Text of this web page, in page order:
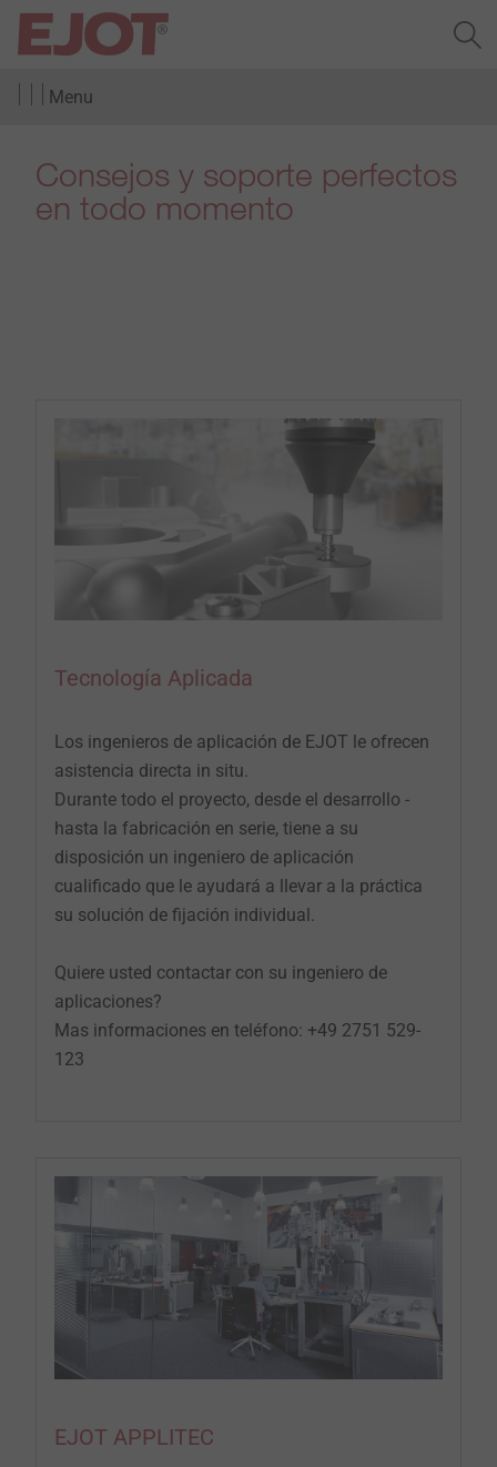
Menu
Consejos y soporte perfectos
en todo momento
Tecnología Aplicada
Los ingenieros de ­aplicación de EJOT le ofrecen
asistencia directa in situ.
Durante todo el proyecto, desde el desarrollo ­
hasta la fabricación en serie, tiene a su
disposición un ingeniero de aplicación
cualificado que le ayudará a llevar a la práctica
su solución de fijación individual.
Quiere usted contactar con su ingeniero de
aplicaciones?
Mas informaciones en teléfono: +49 2751 529-
123
EJOT APPLITEC